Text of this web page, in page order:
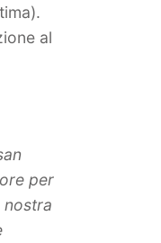
al
per
nostra